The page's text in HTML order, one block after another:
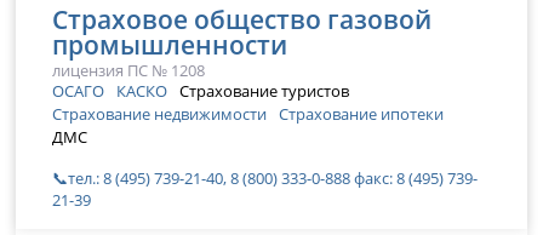
Страховое общество газовой
промышленности
лицензия ПС № 1208
ОСАГО
КАСКО Страхование туристов
Страхование недвижимости Страхование ипотеки
ДМС
📞тел.: 8 (495) 739-21-40, 8 (800) 333-0-888 факс: 8 (495) 739-
21-39